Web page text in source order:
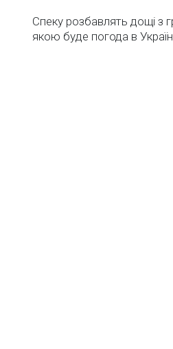
Спеку розбавлять дощі з
якою буде погода в